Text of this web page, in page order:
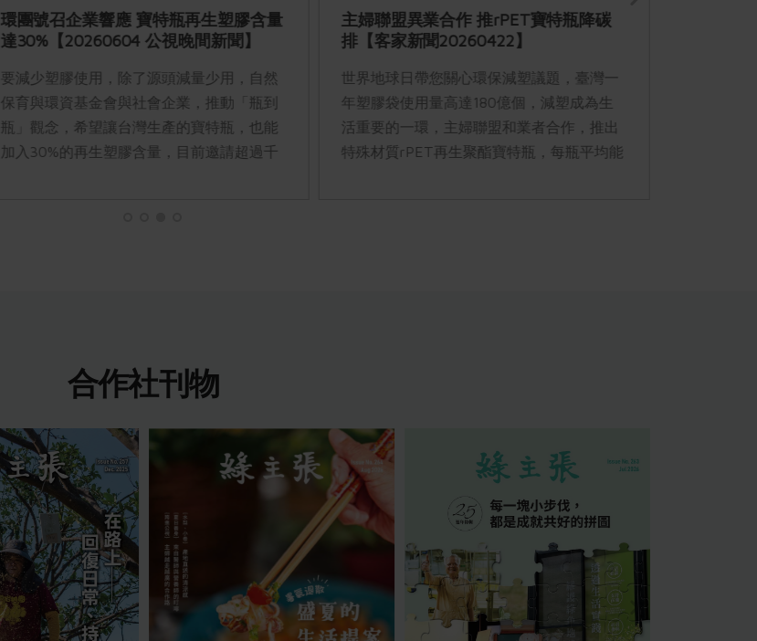
環團號召企業響應 寶特瓶再生塑膠含量
達30%【20260604 公視晚間新聞】
要減少塑膠使用，除了源頭減量少用，自然
保育與環資基金會與社會企業，推動「瓶到
瓶」觀念，希望讓台灣生產的寶特瓶，也能
加入30%的再生塑膠含量，目前邀請超過千
主婦聯盟異業合作 推rPET寶特瓶降碳
排【客家新聞20260422】
世界地球日帶您關心環保減塑議題，臺灣一
年塑膠袋使用量高達180億個，減塑成為生
活重要的一環，主婦聯盟和業者合作，推出
特殊材質rPET再生聚酯寶特瓶，每瓶平均能
合作社刊物